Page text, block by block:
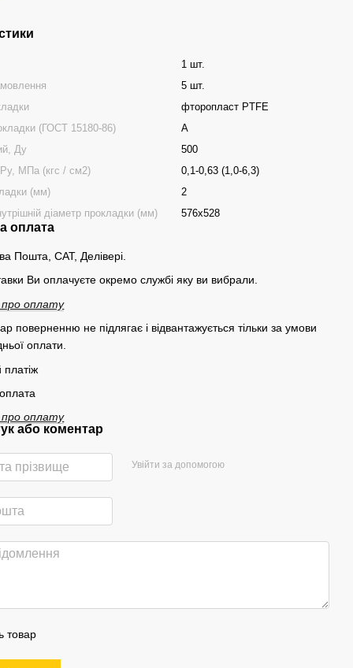
1 шт.
5 шт.
фторопласт PTFE
(ГОСТ 15180-86)
А
Ду
500
МПа (кгс / см2)
0,1-0,63 (1,0-6,3)
(мм)
2
діаметр прокладки (мм)
576х528
оплата
Пошта, САТ, Делівері.
Ви оплачуєте окремо службі яку ви вибрали.
оплату
поверненню не підлягає і відвантажується тільки за умови
оплати.
оплату
або коментар
Увійти за допомогою
товар